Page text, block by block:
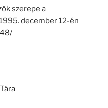
szerepe a
december 12-én